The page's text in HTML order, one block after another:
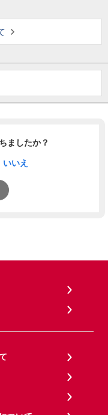
ましたか？
いいえ